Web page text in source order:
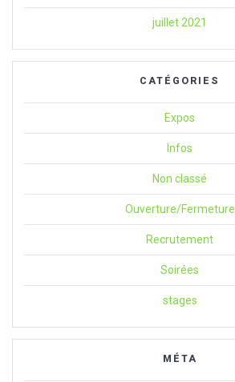
juillet 2021
CATÉGORIES
Expos
Infos
Non classé
Ouverture/Fermeture
Recrutement
Soirées
stages
MÉTA